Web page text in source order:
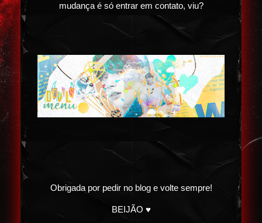
mudança é só entrar em contato, viu?
Obrigada por pedir no blog e volte sempre!
BEIJÃO ♥